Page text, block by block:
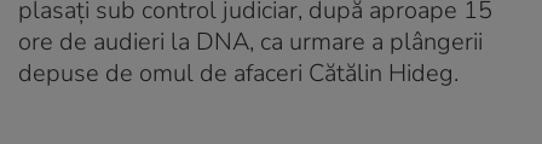
plasaţi sub control judiciar, după aproape 15
ore de audieri la DNA, ca urmare a plângerii
depuse de omul de afaceri Cătălin Hideg.